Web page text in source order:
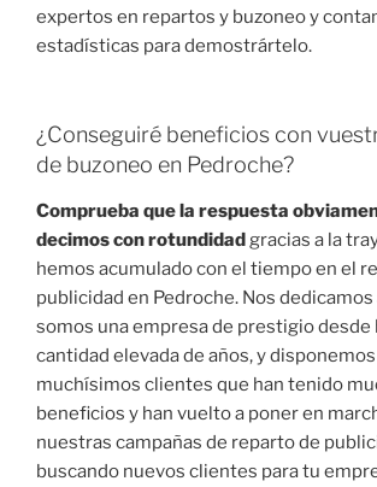
expertos en repartos y buzoneo y
estadísticas para demostrártelo.
¿Conseguiré beneficios con
de buzoneo en Pedroche?
Comprueba que la respuesta
decimos con rotundidadgracias a la
hemos acumulado con el tiempo en el
publicidad en Pedroche. Nos dedicamos
somos una empresa de prestigio desde
cantidad elevada de años, y
muchísimos clientes que han tenido
beneficios y han vuelto a poner en
nuestras campañas de reparto de
buscando nuevos clientes para tu